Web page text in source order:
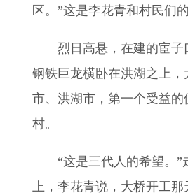
区。”这是李花青和村民们
烈日高悬，在建的宦子
钢铁巨龙横卧在洪湖之上，
市、洪湖市，第一个受益的
村。
“这是三代人的希望。”
上，李花青说，大桥开工那